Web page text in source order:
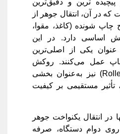
‌ترین و دقیق‌ترین
که در آن، انتقال جوهر از
‌شونده (کاغذ، مقوا،
اساسی دارد. در این
عنوان یکی از اصلی‌ترین
عمل می‌کنند. روکش
غلطک ‌ها (Roller Covers) نیز به‌عنوان بخشی
تأثیر مستقیمی بر کیفیت
انتقال یکنواخت جوهر
روی دوام دستگاه، صرفه‌